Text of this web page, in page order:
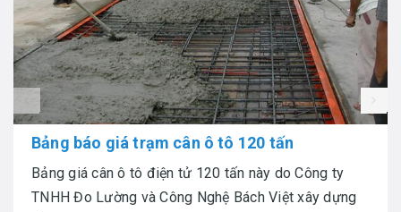
Bảng báo giá trạm cân ô tô 120 tấn
Bảng giá cân ô tô điện tử 120 tấn này do Công ty
TNHH Đo Lường và Công Nghệ Bách Việt xây dựng
prev